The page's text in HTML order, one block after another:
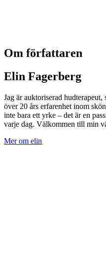
Om författaren
Elin Fagerberg
Jag är auktoriserad hudterapeut,
över 20 års erfarenhet inom
inte bara ett yrke – det är en
varje dag. Välkommen till min
Mer om elin